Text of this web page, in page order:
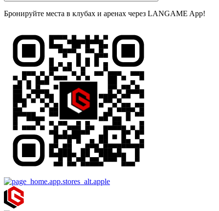
Бронируйте места в клубах и аренах через LANGAME App!